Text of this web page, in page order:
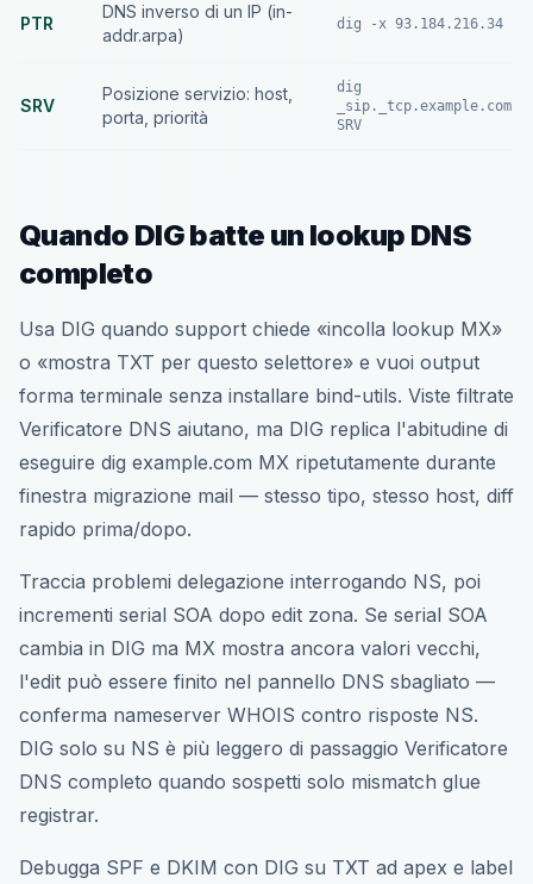
PTR
DNS inverso di un IP (in-
addr.arpa)
dig -x 93.184.216.34
SRV
Posizione servizio: host,
porta, priorità
dig
_sip._tcp.example.com
SRV
Quando DIG batte un lookup DNS
completo
Usa DIG quando support chiede «incolla lookup MX»
o «mostra TXT per questo selettore» e vuoi output
forma terminale senza installare bind-utils. Viste filtrate
Verificatore DNS aiutano, ma DIG replica l'abitudine di
eseguire dig example.com MX ripetutamente durante
finestra migrazione mail — stesso tipo, stesso host, diff
rapido prima/dopo.
Traccia problemi delegazione interrogando NS, poi
incrementi serial SOA dopo edit zona. Se serial SOA
cambia in DIG ma MX mostra ancora valori vecchi,
l'edit può essere finito nel pannello DNS sbagliato —
conferma nameserver WHOIS contro risposte NS.
DIG solo su NS è più leggero di passaggio Verificatore
DNS completo quando sospetti solo mismatch glue
registrar.
Debugga SPF e DKIM con DIG su TXT ad apex e label